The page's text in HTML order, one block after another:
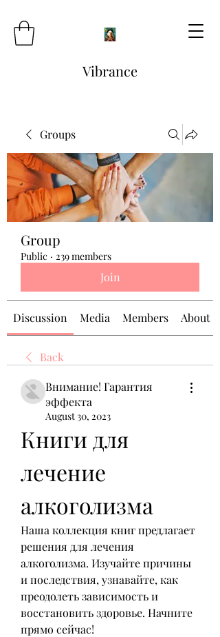
Vibrance
Groups
Group
Public · 239 members
Join
Discussion Media Members About
Back
Внимание! Гарантия
эффекта
August 30, 2023
Книги для
лечение
алкоголизма
Наша коллекция книг предлагает
решения для лечения
алкоголизма. Изучайте причины
и последствия, узнавайте, как
преодолеть зависимость и
восстановить здоровье. Начните
прямо сейчас!